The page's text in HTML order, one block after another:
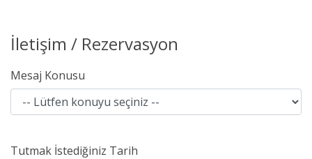
İletişim / Rezervasyon
Mesaj Konusu
Tutmak İstediğiniz Tarih